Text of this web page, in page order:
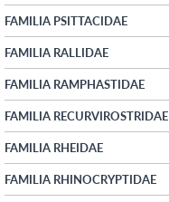
FAMILIA PSITTACIDAE
FAMILIA RALLIDAE
FAMILIA RAMPHASTIDAE
FAMILIA RECURVIROSTRIDAE
FAMILIA RHEIDAE
FAMILIA RHINOCRYPTIDAE